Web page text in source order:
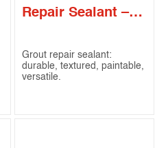
Repair Sealant –
Grout repair sealant:
durable, textured, paintable,
versatile.